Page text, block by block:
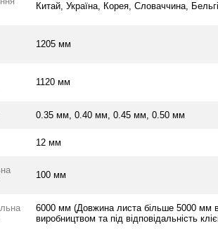
Китай, Україна, Корея, Словаччина,
1205 мм
1120 мм
0.35 мм, 0.40 мм, 0.45 мм, 0.50 мм
12 мм
100 мм
6000 мм (Довжина листа більше 5000 мм
виробництвом та під відповідальність